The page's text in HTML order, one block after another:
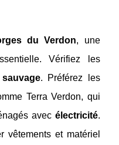
du Verdon, une
Vérifiez les
. Préférez les
Terra Verdon, qui
avec électricité.
vêtements et matériel